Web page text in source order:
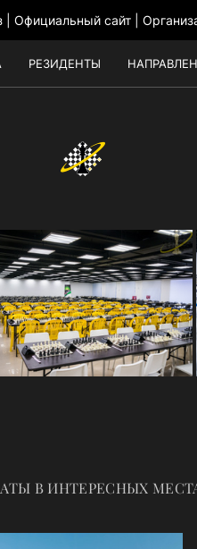
РЕЗИДЕНТЫ
В ИНТЕРЕСНЫХ
Официальный сайт |